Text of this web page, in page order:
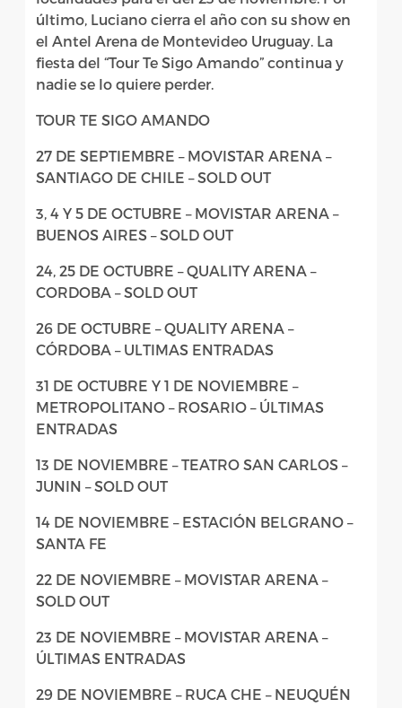
último, Luciano cierra el año con su show en
el Antel Arena de Montevideo Uruguay. La
fiesta del “Tour Te Sigo Amando” continua y
nadie se lo quiere perder.
TOUR TE SIGO AMANDO
27 DE SEPTIEMBRE – MOVISTAR ARENA –
SANTIAGO DE CHILE – SOLD OUT
3, 4 Y 5 DE OCTUBRE – MOVISTAR ARENA –
BUENOS AIRES – SOLD OUT
24, 25 DE OCTUBRE – QUALITY ARENA –
CORDOBA – SOLD OUT
26 DE OCTUBRE – QUALITY ARENA –
CÓRDOBA – ULTIMAS ENTRADAS
31 DE OCTUBRE Y 1 DE NOVIEMBRE –
METROPOLITANO – ROSARIO – ÚLTIMAS
ENTRADAS
13 DE NOVIEMBRE – TEATRO SAN CARLOS –
JUNIN – SOLD OUT
14 DE NOVIEMBRE – ESTACIÓN BELGRANO –
SANTA FE
22 DE NOVIEMBRE – MOVISTAR ARENA –
SOLD OUT
23 DE NOVIEMBRE – MOVISTAR ARENA –
ÚLTIMAS ENTRADAS
29 DE NOVIEMBRE – RUCA CHE – NEUQUÉN